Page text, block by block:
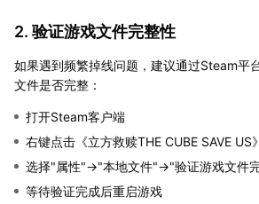
2. 验证游戏文件完整性
如果遇到频繁掉线问题，建议通过Steam平
文件是否完整：
打开Steam客户端
右键点击《立方救赎THE CUBE SAVE US》
选择"属性"→"本地文件"→"验证游戏文件
等待验证完成后重启游戏